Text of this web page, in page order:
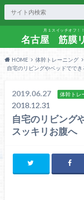
月１スイッチオフ！
名古屋 筋膜
HOME
体幹トレーニング
自宅のリビングやベッドでで
2019.06.27 体幹トレ
2018.12.31
自宅のリビング
スッキリお腹へ